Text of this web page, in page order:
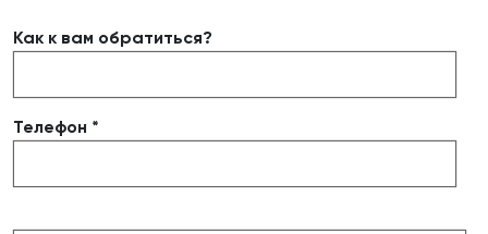
Как к вам обратиться?
Телефон *